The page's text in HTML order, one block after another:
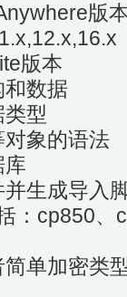
版本
数据
型
象的语法
生成导入
cp850、
单加密类